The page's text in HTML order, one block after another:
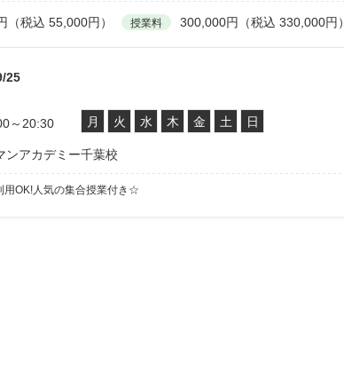
（税込 55,000円） 授業料 300,000円（税込 330,000円）
25
～20:30 月 火 水 木 金 土 日
ンアカデミー千葉校
用OK!人気の集合授業付き☆